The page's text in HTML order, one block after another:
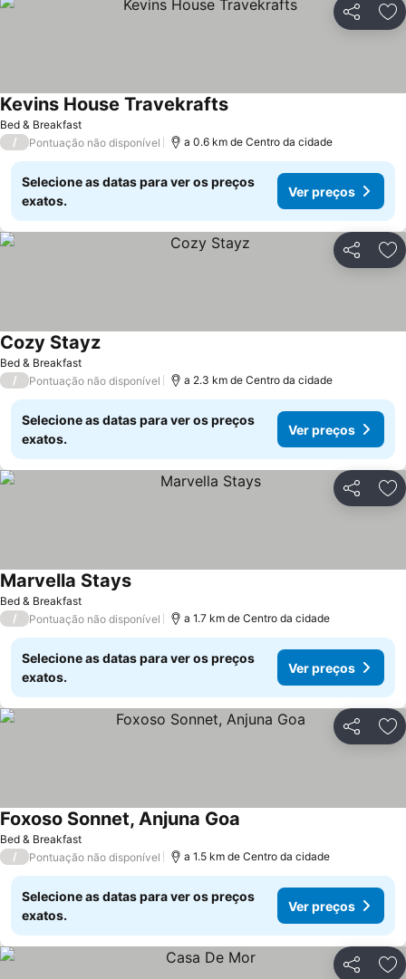
Partilhar
Bed & Breakfast
Kevins House TravekraftsVer preços
/ Pontuação não disponível a 0.6 km de Centro da cidade
Selecione as datas para ver os preços
exatos.
Ver preços
Partilhar
Bed & Breakfast
Cozy StayzVer preços
/ Pontuação não disponível a 2.3 km de Centro da cidade
Selecione as datas para ver os preços
exatos.
Ver preços
Partilhar
Bed & Breakfast
Marvella StaysVer preços
/ Pontuação não disponível a 1.7 km de Centro da cidade
Selecione as datas para ver os preços
exatos.
Ver preços
Partilhar
Bed & Breakfast
Foxoso Sonnet, Anjuna Goa
/ Pontuação não disponível a 1.5 km de Centro da cidade
Selecione as datas para ver os preços
exatos.
Ver preços
Partilhar